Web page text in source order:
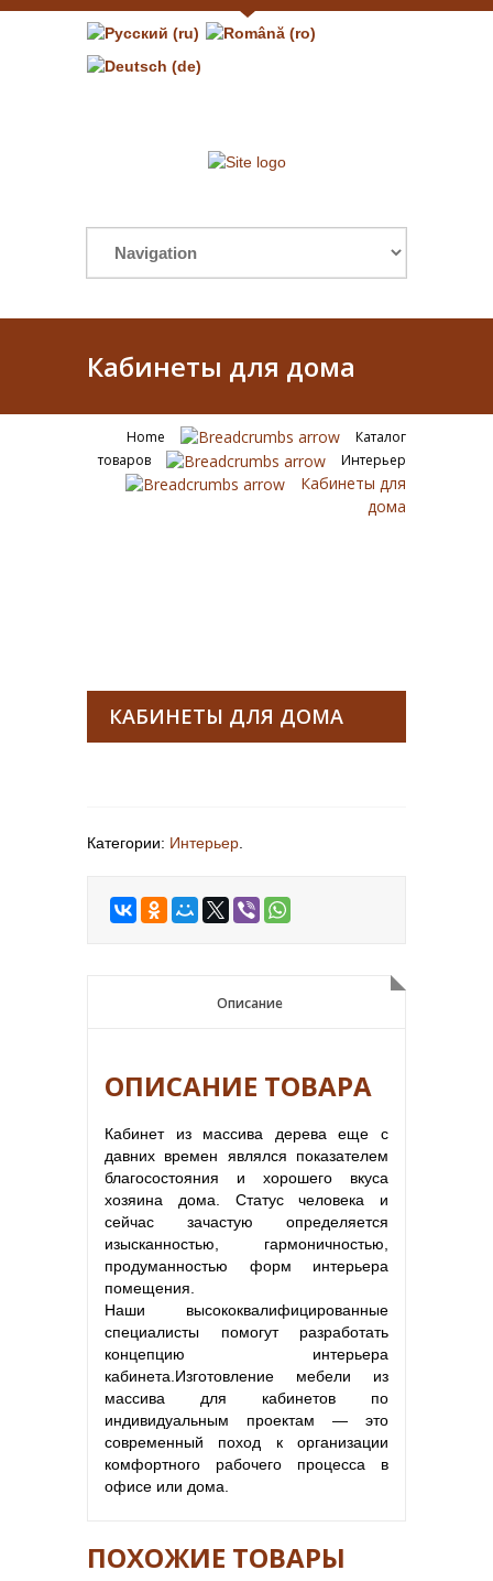
Кабинеты для дома
Home
Каталог
товаров
Интерьер
Кабинеты для
дома
КАБИНЕТЫ ДЛЯ ДОМА
Категории: Интерьер
Описание
Описание
ОПИСАНИЕ ТОВАРА
Кабинет из массива дерева еще с
давних времен являлся показателем
благосостояния и хорошего вкуса
хозяина дома. Статус человека и
сейчас зачастую определяется
изысканностью, гармоничностью,
продуманностью форм интерьера
помещения.
Наши высококвалифицированные
специалисты помогут разработать
концепцию интерьера
кабинета.Изготовление мебели из
массива для кабинетов по
индивидуальным проектам — это
современный поход к организации
комфортного рабочего процесса в
офисе или дома.
ПОХОЖИЕ ТОВАРЫ